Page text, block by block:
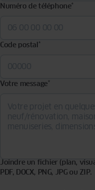
Numéro de téléphone*
Code postal*
Votre message*
Joindre un fichier (plan,
PDF, DOCX, PNG, JPG ou ZIP.